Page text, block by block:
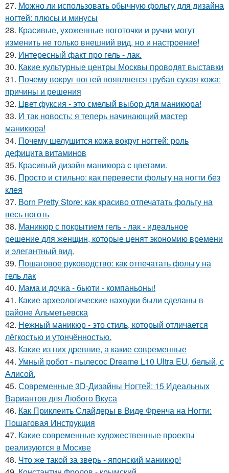
27. Можно ли использовать обычную фольгу для дизайна
ногтей: плюсы и минусы
28. Красивые, ухоженные ноготочки и ручки могут
изменить не только внешний вид, но и настроение!
29. Интересный факт про гель - лак.
30. Какие культурные центры Москвы проводят выставки
31. Почему вокруг ногтей появляется грубая сухая кожа:
причины и решения
32. Цвет фуксия - это смелый выбор для маникюра!
33. И так новость: я теперь начинающий мастер
маникюра!
34. Почему шелушится кожа вокруг ногтей: роль
дефицита витаминов
35. Красивый дизайн маникюра с цветами.
36. Просто и стильно: как перевести фольгу на ногти без
клея
37. Born Pretty Store: как красиво отпечатать фольгу на
весь ноготь
38. Маникюр с покрытием гель - лак - идеальное
решение для женщин, которые ценят экономию времени
и элегантный вид.
39. Пошаговое руководство: как отпечатать фольгу на
гель лак
40. Мама и дочка - бьюти - компаньоны!
41. Какие археологические находки были сделаны в
районе Альметьевска
42. Нежный маникюр - это стиль, который отличается
лёгкостью и утончённостью.
43. Какие из них древние, а какие современные
44. Умный робот - пылесос Dreame L10 Ultra EU, белый, с
Алисой.
45. Современные 3D-Дизайны Ногтей: 15 Идеальных
Вариантов для Любого Вкуса
46. Как Приклеить Слайдеры в Виде Френча на Ногти:
Пошаговая Инструкция
47. Какие современные художественные проекты
реализуются в Москве
48. Что же такой за зверь - японский маникюр!